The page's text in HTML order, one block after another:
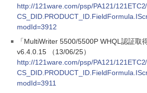
http://121ware.com/psp/PA121/
modId=3912
「MultiWriter 5500/5500P WHQL認証取
v6.4.0.15 （13/06/25）
http://121ware.com/psp/PA121/
modId=3911